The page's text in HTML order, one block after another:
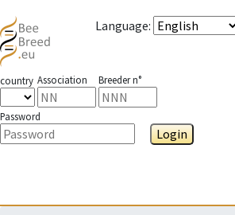
Language:
country Association Breeder n°
Password
Login